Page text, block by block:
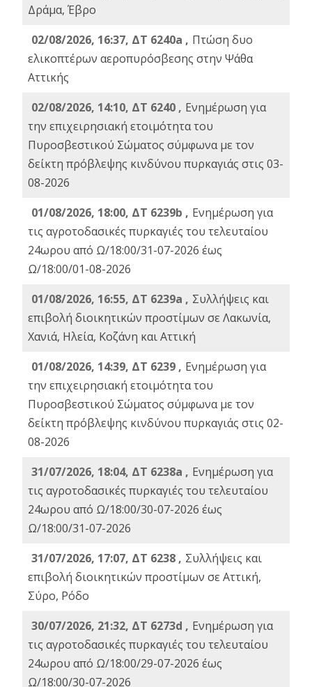
Δράμα, Έβρο
02/08/2026, 16:37, ΔΤ 6240a , Πτώση δυο
ελικοπτέρων αεροπυρόσβεσης στην Ψάθα
Αττικής
02/08/2026, 14:10, ΔΤ 6240 , Ενημέρωση για
την επιχειρησιακή ετοιμότητα του
Πυροσβεστικού Σώματος σύμφωνα με τον
δείκτη πρόβλεψης κινδύνου πυρκαγιάς στις 03-
08-2026
01/08/2026, 18:00, ΔΤ 6239b , Ενημέρωση για
τις αγροτοδασικές πυρκαγιές του τελευταίου
24ωρου από Ω/18:00/31-07-2026 έως
Ω/18:00/01-08-2026
01/08/2026, 16:55, ΔΤ 6239a , Συλλήψεις και
επιβολή διοικητικών προστίμων σε Λακωνία,
Χανιά, Ηλεία, Κοζάνη και Αττική
01/08/2026, 14:39, ΔΤ 6239 , Ενημέρωση για
την επιχειρησιακή ετοιμότητα του
Πυροσβεστικού Σώματος σύμφωνα με τον
δείκτη πρόβλεψης κινδύνου πυρκαγιάς στις 02-
08-2026
31/07/2026, 18:04, ΔΤ 6238a , Ενημέρωση για
τις αγροτοδασικές πυρκαγιές του τελευταίου
24ωρου από Ω/18:00/30-07-2026 έως
Ω/18:00/31-07-2026
31/07/2026, 17:07, ΔΤ 6238 , Συλλήψεις και
επιβολή διοικητικών προστίμων σε Αττική,
Σύρο, Ρόδο
30/07/2026, 21:32, ΔΤ 6273d , Ενημέρωση για
τις αγροτοδασικές πυρκαγιές του τελευταίου
24ωρου από Ω/18:00/29-07-2026 έως
Ω/18:00/30-07-2026